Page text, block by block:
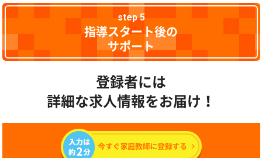
step 5
指導スタート後の
サポート
登録者には
詳細な求人情報をお届け！